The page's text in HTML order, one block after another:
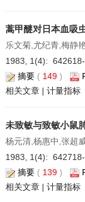
蒿甲醚对日本血吸
乐文菊,尤纪青,梅静
1983, 1(4):
摘要 ( 149 )
相关文章 | 计量指标
未致敏与致敏小鼠
杨元清,杨惠中,张超
1983, 1(4):
摘要 ( 139 )
相关文章 | 计量指标